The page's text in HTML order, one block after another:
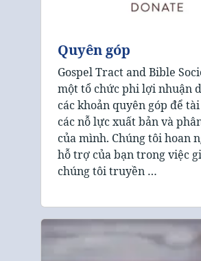
Quyên góp
Gospel Tract and Bible
một tổ chức phi lợi nhuận
các khoản quyên góp để
các nỗ lực xuất bản và
của mình. Chúng tôi hoan
hỗ trợ của bạn trong việc
chúng tôi truyền …